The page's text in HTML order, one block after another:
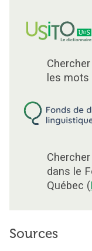
les mots
dans le
Québec (
Sources